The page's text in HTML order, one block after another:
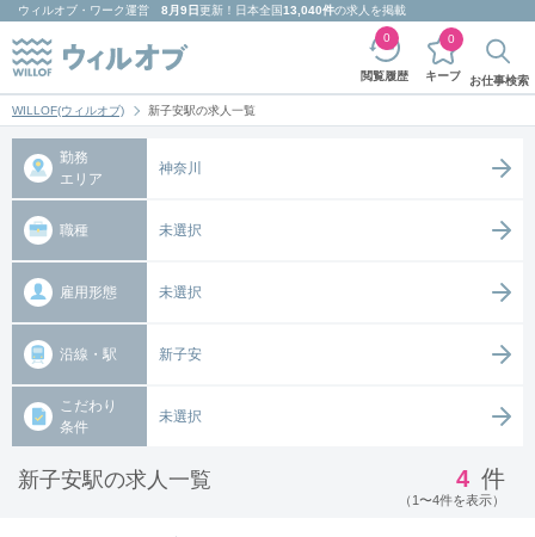
ウィルオブ・ワーク運営 8月9日更新！日本全国13,040件の求人を掲載
閲覧履歴
0
キープ
0
お仕事検索
WILLOF(ウィルオブ) 新子安駅の求人一覧
勤務
エリア
神奈川
職種 未選択
雇用形態 未選択
沿線・駅 新子安
こだわり
条件
未選択
新子安駅の求人一覧 4 件
（1〜4件を表示）